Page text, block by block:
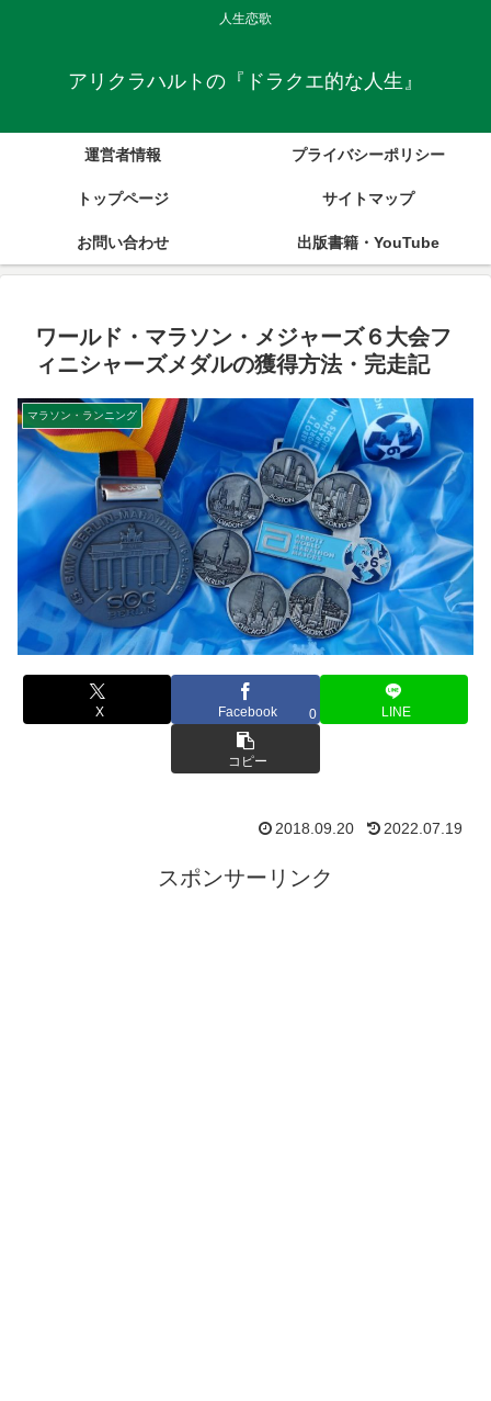
人生恋歌
アリクラハルトの『ドラクエ的な人生』
運営者情報 プライバシーポリシー
トップページ サイトマップ
お問い合わせ 出版書籍・YouTube
ワールド・マラソン・メジャーズ６大会フ
ィニシャーズメダルの獲得方法・完走記
マラソン・ランニング
X Facebook 0 LINE
コピー
2018.09.20 2022.07.19
スポンサーリンク